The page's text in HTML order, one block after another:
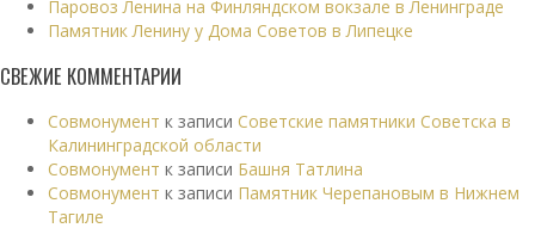
Паровоз Ленина на Финляндском вокзале в Ленинграде
Памятник Ленину у Дома Советов в Липецке
СВЕЖИЕ КОММЕНТАРИИ
Совмонумент к записи Советские памятники Советска в
Калининградской области
Совмонумент к записи Башня Татлина
Совмонумент к записи Памятник Черепановым в Нижнем
Тагиле